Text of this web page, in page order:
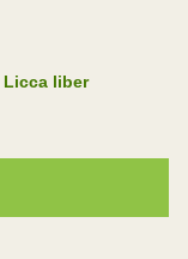
Licca liber